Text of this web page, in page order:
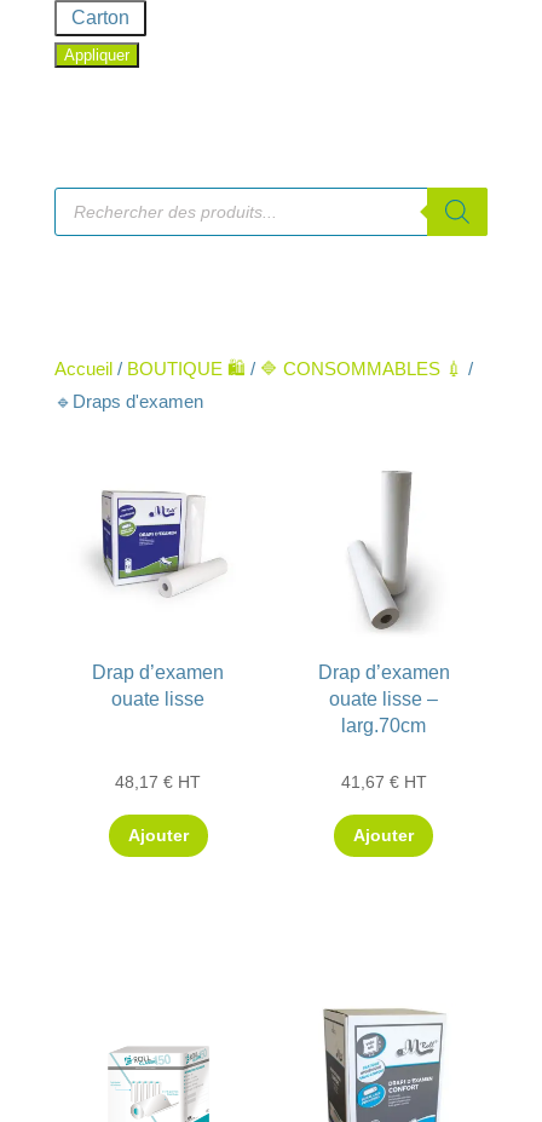
Conditionnement
Carton
Appliquer
Recherche
produits
Accueil/ BOUTIQUE 🛍️ / 🔷 CONSOMMABLES 💉 /
🔹Draps d'examen
Drap d’examen
ouate lisse
48,17€ HT
Ajouter
Drap d’examen
ouate lisse –
larg.70cm
41,67 € HT
Ajouter